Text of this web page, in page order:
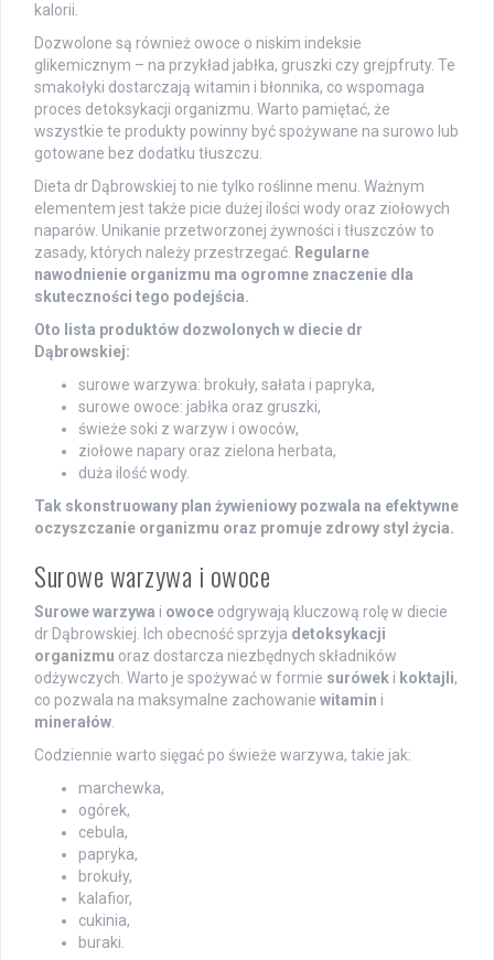
kalorii.
Dozwolone są również owoce o niskim indeksie
glikemicznym – na przykład jabłka, gruszki czy grejpfruty. Te
smakołyki dostarczają witamin i błonnika, co wspomaga
proces detoksykacji organizmu. Warto pamiętać, że
wszystkie te produkty powinny być spożywane na surowo lub
gotowane bez dodatku tłuszczu.
Dieta dr Dąbrowskiej to nie tylko roślinne menu. Ważnym
elementem jest także picie dużej ilości wody oraz ziołowych
naparów. Unikanie przetworzonej żywności i tłuszczów to
zasady, których należy przestrzegać. Regularne
nawodnienie organizmu ma ogromne znaczenie dla
skuteczności tego podejścia.
Oto lista produktów dozwolonych w diecie dr
Dąbrowskiej:
surowe warzywa: brokuły, sałata i papryka,
surowe owoce: jabłka oraz gruszki,
świeże soki z warzyw i owoców,
ziołowe napary oraz zielona herbata,
duża ilość wody.
Tak skonstruowany plan żywieniowy pozwala na efektywne
oczyszczanie organizmu oraz promuje zdrowy styl życia.
Surowe warzywa i owoce
Surowe warzywa i owoce odgrywają kluczową rolę w diecie
dr Dąbrowskiej. Ich obecność sprzyja detoksykacji
organizmu oraz dostarcza niezbędnych składników
odżywczych. Warto je spożywać w formie surówek i koktajli,
co pozwala na maksymalne zachowanie witamin i
minerałów
Codziennie warto sięgać po świeże warzywa, takie jak:
marchewka,
ogórek,
cebula,
papryka,
brokuły,
kalafior,
cukinia,
buraki.